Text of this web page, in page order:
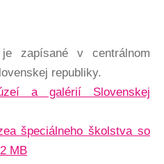
zapísané v centrálnom
republiky.
a galérií Slovenskej
špeciálneho školstva so
MB